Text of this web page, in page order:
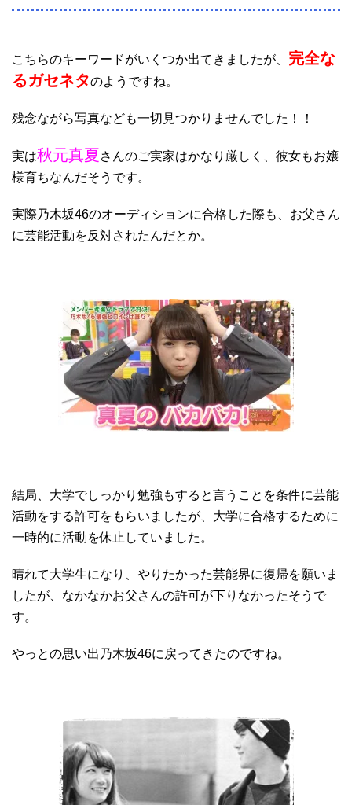
こちらのキーワードがいくつか出てきましたが、 完全な
るガセネタのようですね。
残念ながら写真なども一切見つかりませんでした！！
実は秋元真夏さんのご実家はかなり厳しく、彼女もお嬢
様育ちなんだそうです。
実際乃木坂46のオーディションに合格した際も、お父さん
に芸能活動を反対されたんだとか。
結局、大学でしっかり勉強もすると言うことを条件に芸能
活動をする許可をもらいましたが、大学に合格するために
一時的に活動を休止していました。
晴れて大学生になり、やりたかった芸能界に復帰を願いま
したが、なかなかお父さんの許可が下りなかったそうで
す。
やっとの思い出乃木坂46に戻ってきたのですね。